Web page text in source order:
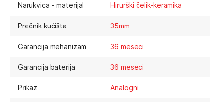
Narukvica - materijal Hirurški čelik-keramika
Prečnik kućišta 35mm
Garancija mehanizam 36 meseci
Garancija baterija 36 meseci
Prikaz Analogni